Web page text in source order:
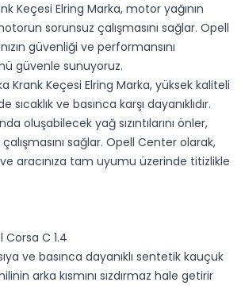
Keçesi Elring Marka, motor yağının
sorunsuz çalışmasını sağlar. Opell
güvenliği ve performansını
güvenle sunuyoruz.
Krank Keçesi Elring Marka, yüksek kaliteli
ve basınca karşı dayanıklıdır.
oluşabilecek yağ sızıntılarını önler,
sağlar. Opell Center olarak,
ve aracınıza tam uyumu üzerinde titizlikle
Corsa C 1.4
ve basınca dayanıklı sentetik kauçuk
arka kısmını sızdırmaz hale getirir